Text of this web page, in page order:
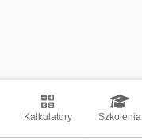
Kalkulatory Szkolenia